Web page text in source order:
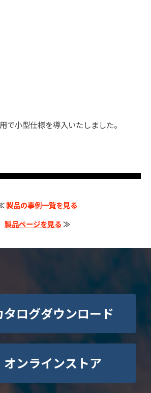
で小型仕様を導入いたしました。
製品の事例一覧を見る
製品ページを見る≫
タログダウンロード
オンラインストア